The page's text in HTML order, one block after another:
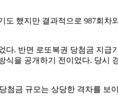
도 했지만 결과적으로 987회차
다. 반면 로또복권 당첨금 지급
을 공개하기 전이었다. 당시
첨금 규모는 상당한 격차를 보